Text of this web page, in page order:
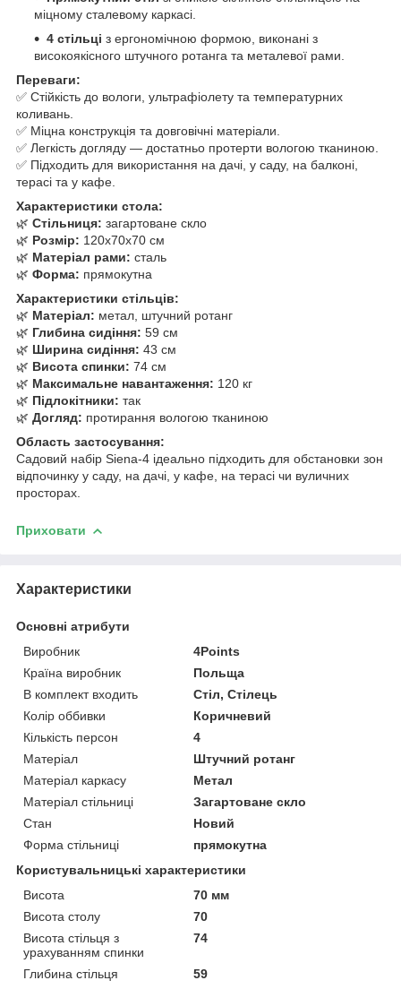
міцному сталевому каркасі.
4 стільці з ергономічною формою, виконані з
високоякісного штучного ротанга та металевої рами.
Переваги:
✅ Стійкість до вологи, ультрафіолету та температурних
коливань.
✅ Міцна конструкція та довговічні матеріали.
✅ Легкість догляду — достатньо протерти вологою тканиною.
✅ Підходить для використання на дачі, у саду, на балконі,
терасі та у кафе.
Характеристики стола:
🌿 Стільниця: загартоване скло
🌿 Розмір: 120x70x70 см
🌿 Матеріал рами: сталь
🌿 Форма: прямокутна
Характеристики стільців:
🌿 Матеріал: метал, штучний ротанг
🌿 Глибина сидіння: 59 см
🌿 Ширина сидіння: 43 см
🌿 Висота спинки: 74 см
🌿 Максимальне навантаження: 120 кг
🌿 Підлокітники: так
🌿 Догляд: протирання вологою тканиною
Область застосування:
Садовий набір Siena-4 ідеально підходить для обстановки зон
відпочинку у саду, на дачі, у кафе, на терасі чи вуличних
просторах.
Приховати
Характеристики
Основні атрибути
Виробник
4Points
Країна виробник
Польща
В комплект входить
Стіл, Стілець
Колір оббивки
Коричневий
Кількість персон
4
Матеріал
Штучний ротанг
Матеріал каркасу
Метал
Матеріал стільниці
Загартоване скло
Стан
Новий
Форма стільниці
прямокутна
Користувальницькі характеристики
Висота
70 мм
Висота столу
70
Висота стільця з
урахуванням спинки
74
Глибина стільця
59